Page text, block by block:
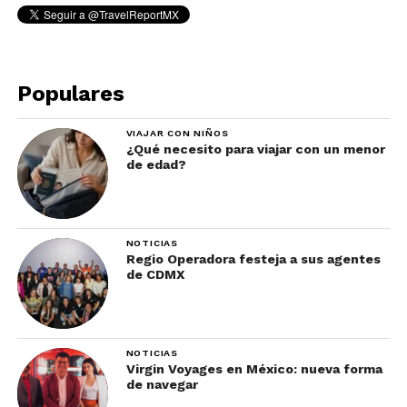
trata de avanzar.”
Las rutas más famosas del
Camino de Santiago
Camino Francés
Populares
VIAJAR CON NIÑOS
¿Qué necesito para viajar con un menor
de edad?
NOTICIAS
Regio Operadora festeja a sus agentes
de CDMX
NOTICIAS
Virgin Voyages en México: nueva forma
de navegar